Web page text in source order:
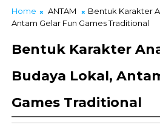
Home ANTAM
Bentuk Karakter
Antam Gelar Fun Games Traditional
Bentuk Karakter
Budaya Lokal,
Games Traditional